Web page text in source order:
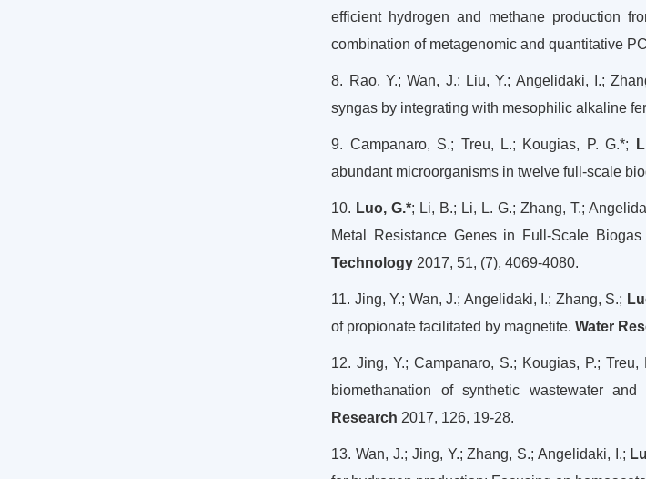
efficient hydrogen and methane production
combination of metagenomic and quantitative
8. Rao, Y.; Wan, J.; Liu, Y.; Angelidaki, I.;
syngas by integrating with mesophilic alkaline
9. Campanaro, S.; Treu, L.; Kougias, P. G.*;
abundant microorganisms in twelve full-scale
10. Luo, G.*; Li, B.; Li, L. G.; Zhang, T.;
Metal Resistance Genes in Full-Scale
Technology 2017, 51, (7), 4069-4080.
11. Jing, Y.; Wan, J.; Angelidaki, I.; Zhang, S.;
of propionate facilitated by magnetite.Water
12. Jing, Y.; Campanaro, S.; Kougias, P.;
biomethanation of synthetic wastewater
Research 2017, 126, 19-28.
13. Wan, J.; Jing, Y.; Zhang, S.; Angelidaki, I.;